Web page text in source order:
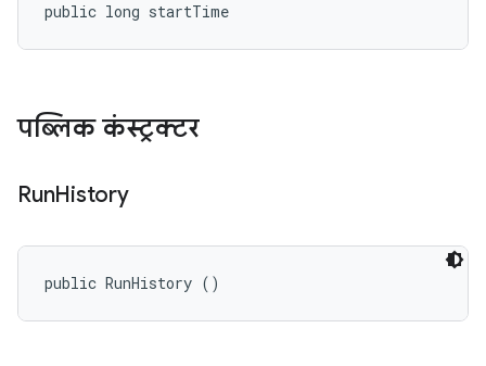
public long startTime
पब्लिक कंस्ट्रक्टर
RunHistory
public RunHistory ()